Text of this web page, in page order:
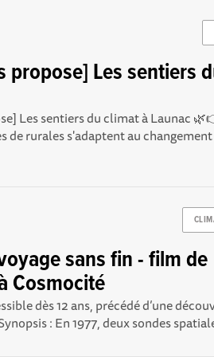
propose] Les sentiers
Les sentiers du climat à Launac
de rurales s'adaptent au
sans fin - film de
Cosmocité
dès 12 ans, précédé d’une
: En 1977, deux sondes